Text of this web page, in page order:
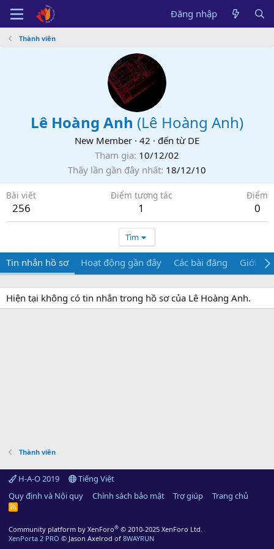
Đăng nhập
Thành viên
Lê Hoàng Anh (Lê Hoàng Anh)
New Member · 42 · đến từ DE
Tham gia 10/12/02
Thấy lần gần đây nhất 18/12/10
Bài viết
256
Điểm tương tác
1
Điểm
0
Tìm
Tin nhắn hồ sơ Hoạt động gần đây Các bài đăng Giới
Hiện tại không có tin nhắn trong hồ sơ của Lê Hoàng Anh.
Thành viên
H-A-O 2019
Tiếng Việt
Quy định và Nội quy
Chính sách bảo mật Trợ giúp Trang chủ
R
Community platform by XenForo® © 2010-2025 XenForo Ltd.
XenPorta 2 PRO © Jason Axelrod of 8WAYRUN